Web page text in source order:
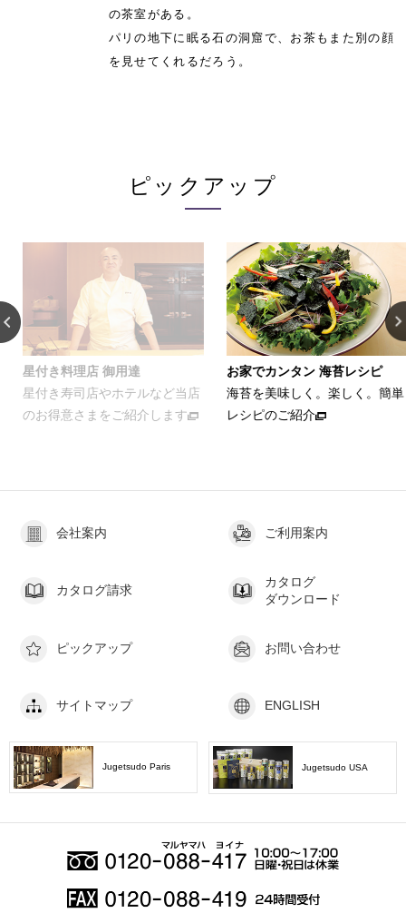
の茶室がある。
パリの地下に眠る石の洞窟で、お茶もまた別の顔
を見せてくれるだろう。
ピックアップ
達
テルなど当店
紹介します
お家でカンタン 海苔レシピ
海苔を美味しく。楽しく。簡単
レシピのご紹介
コンセプトム
日本茶喫茶・
築地本店のリ
会社案内 ご利用案内
カタログ請求
カタログ
ダウンロード
ピックアップ お問い合わせ
サイトマップ ENGLISH
Jugetsudo Paris Jugetsudo USA